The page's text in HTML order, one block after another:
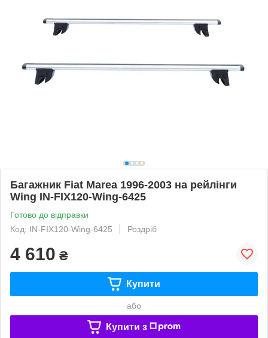
Багажник Fiat Marea 1996-2003 на рейлінги
Wing IN-FIX120-Wing-6425
Готово до відправки
Код: IN-FIX120-Wing-6425
Роздріб
4 610 ₴
Купити
або
Купити з